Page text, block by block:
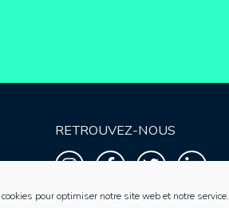
pour optimiser notre site web et notre service.
RETROUVEZ-NOUS